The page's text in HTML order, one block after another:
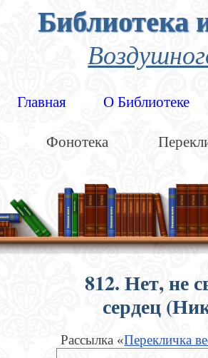
Библиотека
Главная О Библиотеке
Фонотека
812. Нет, не
сердец
Рассылка «Перекличка